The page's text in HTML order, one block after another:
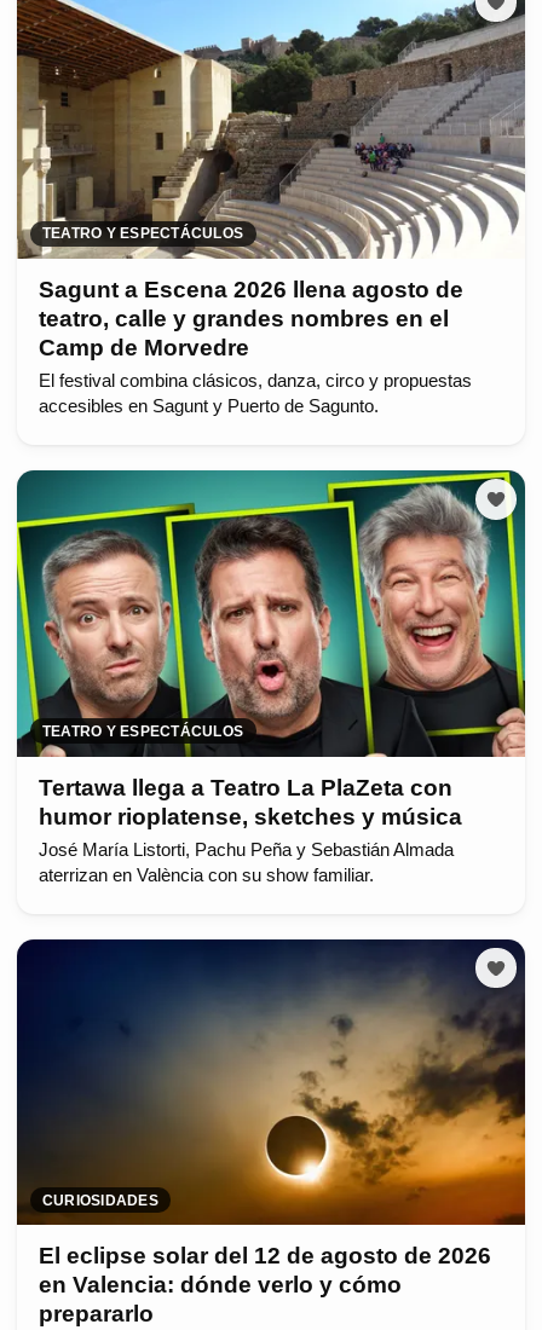
TEATRO Y ESPECTÁCULOS
Sagunt a Escena 2026 llena agosto de
teatro, calle y grandes nombres en el
Camp de Morvedre
El festival combina clásicos, danza, circo y propuestas
accesibles en Sagunt y Puerto de Sagunto.
TEATRO Y ESPECTÁCULOS
Tertawa llega a Teatro La PlaZeta con
humor rioplatense, sketches y música
José María Listorti, Pachu Peña y Sebastián Almada
aterrizan en València con su show familiar.
CURIOSIDADES
El eclipse solar del 12 de agosto de 2026
en Valencia: dónde verlo y cómo
prepararlo